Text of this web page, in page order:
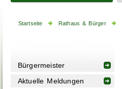
Startseite Rathaus & Bürger
Bürgermeister
Aktuelle Meldungen